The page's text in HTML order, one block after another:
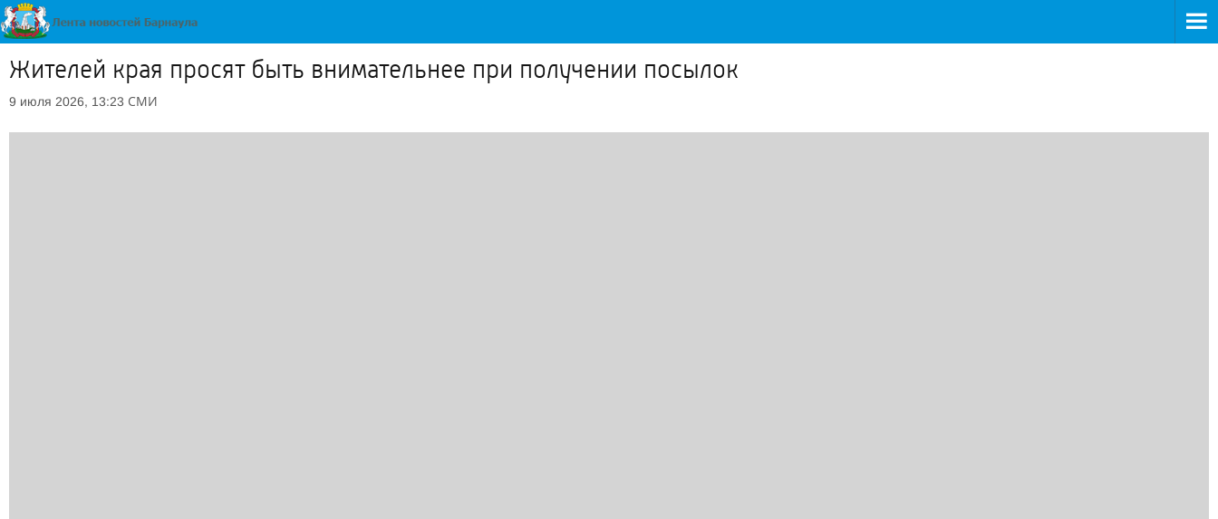
Жителей края просят быть внимательнее при получении посылок
9 июля 2026, 13:23 СМИ